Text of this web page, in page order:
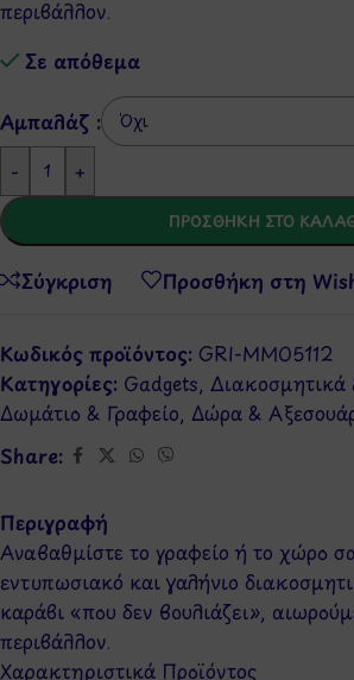
περιβάλλον.
Σε απόθεμα
Αμπαλάζ :
-
+
ΠΡΟΣΘΉΚΗ ΣΤΟ
Σύγκριση Προσθήκη στη
Κωδικός προϊόντος: GRI-MM05112
Κατηγορίες: Gadgets, Διακοσμητικά
Δωμάτιο & Γραφείο, Δώρα &
Share:
Περιγραφή
Αναβαθμίστε το γραφείο ή το χώρο
εντυπωσιακό και γαλήνιο
καράβι «που δεν βουλιάζει»,
περιβάλλον.
Χαρακτηριστικά Προϊόντος